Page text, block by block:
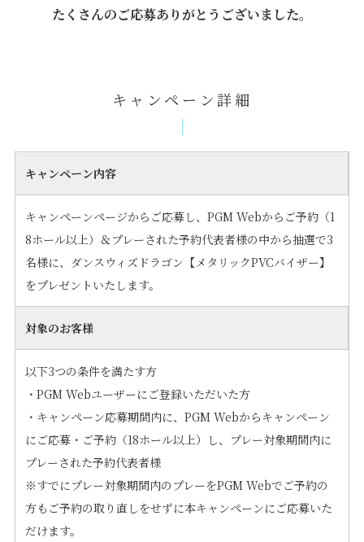
たくさんのご応募ありがとうございました。
キャンペーン詳細
キャンペーン内容
キャンペーンページからご応募し、PGM Webからご予約（1
8ホール以上）＆プレーされた予約代表者様の中から抽選で3
名様に、ダンスウィズドラゴン【メタリックPVCバイザー】
をプレゼントいたします。
対象のお客様
以下3つの条件を満たす方
・PGM Webユーザーにご登録いただいた方
・キャンペーン応募期間内に、PGM Webからキャンペーン
にご応募・ご予約（18ホール以上）し、プレー対象期間内に
プレーされた予約代表者様
※すでにプレー対象期間内のプレーをPGM Webでご予約の
方もご予約の取り直しをせずに本キャンペーンにご応募いた
だけます。